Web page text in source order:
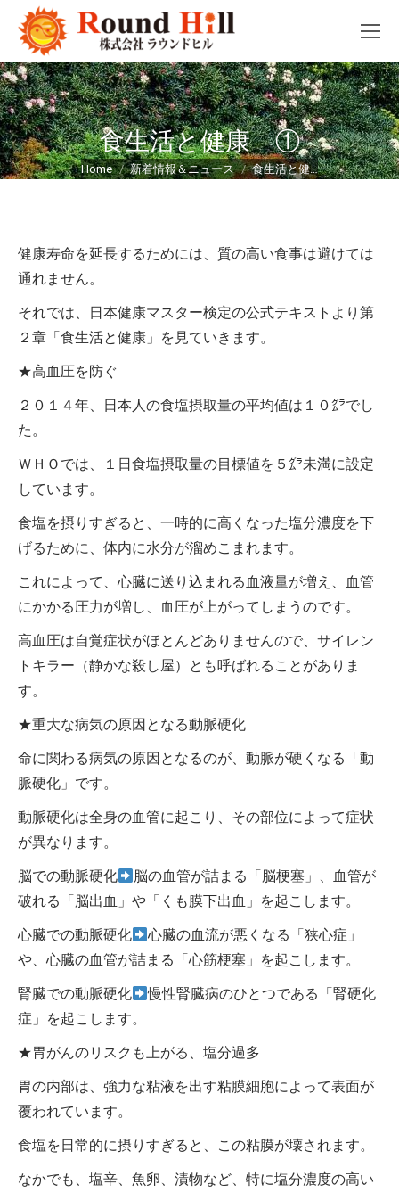
食生活と健康 ①
You are here:
Home 新着情報＆ニュース 食生活と健…
健康寿命を延長するためには、質の高い食事は避けては
通れません。
それでは、日本健康マスター検定の公式テキストより第
２章「食生活と健康」を見ていきます。
★高血圧を防ぐ
２０１４年、日本人の食塩摂取量の平均値は１０㌘でし
た。
ＷＨＯでは、１日食塩摂取量の目標値を５㌘未満に設定
しています。
食塩を摂りすぎると、一時的に高くなった塩分濃度を下
げるために、体内に水分が溜めこまれます。
これによって、心臓に送り込まれる血液量が増え、血管
にかかる圧力が増し、血圧が上がってしまうのです。
高血圧は自覚症状がほとんどありませんので、サイレン
トキラー（静かな殺し屋）とも呼ばれることがありま
す。
★重大な病気の原因となる動脈硬化
命に関わる病気の原因となるのが、動脈が硬くなる「動
脈硬化」です。
動脈硬化は全身の血管に起こり、その部位によって症状
が異なります。
脳での動脈硬化
脳の血管が詰まる「脳梗塞」、血管が
破れる「脳出血」や「くも膜下出血」を起こします。
心臓での動脈硬化
心臓の血流が悪くなる「狭心症」
や、心臓の血管が詰まる「心筋梗塞」を起こします。
腎臓での動脈硬化
慢性腎臓病のひとつである「腎硬化
症」を起こします。
★胃がんのリスクも上がる、塩分過多
胃の内部は、強力な粘液を出す粘膜細胞によって表面が
覆われています。
食塩を日常的に摂りすぎると、この粘膜が壊されます。
なかでも、塩辛、魚卵、漬物など、特に塩分濃度の高い